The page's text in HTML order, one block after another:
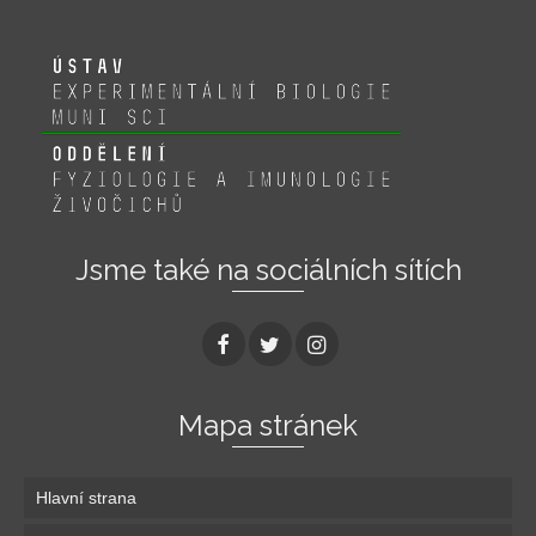
Jsme také na sociálních sítích
Mapa stránek
Hlavní strana